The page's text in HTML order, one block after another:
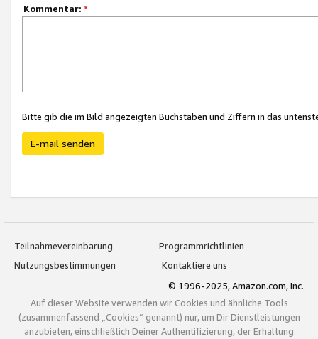
Kommentar: *
Bitte gib die im Bild angezeigten Buchstaben und Ziffern in das
E-mail senden
Teilnahmevereinbarung
Programmrichtlinien
Nutzungsbestimmungen
Kontaktiere uns
© 1996-2025, Amazon.com, Inc.
Auf dieser Website verwenden wir Cookies und ähnliche Tools
(zusammenfassend „Cookies“ genannt) nur, um Dir Dienstleistungen
anzubieten, einschließlich Deiner Authentifizierung, der Erhaltung